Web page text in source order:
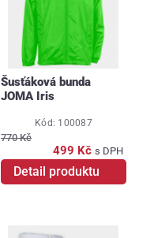
Šusťáková bunda
JOMA Iris
Kód: 100087
770 Kč
499 Kč s DPH
Detail produktu